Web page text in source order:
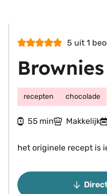
5 uit 1
Brownies
recepten chocolade
55minuten
min Makkelijk
het originele recept is